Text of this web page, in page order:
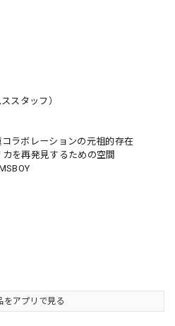
スタッフ）
コラボレーションの元祖的存在
を再発見するための空間
をアプリで見る